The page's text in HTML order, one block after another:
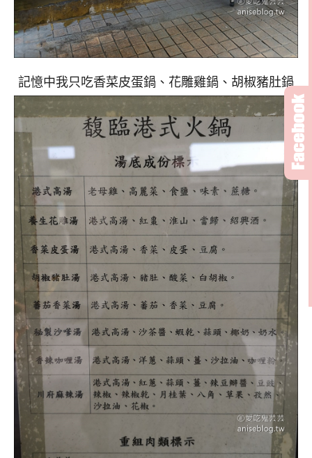
記憶中我只吃香菜皮蛋鍋、花雕雞鍋、胡椒豬肚鍋